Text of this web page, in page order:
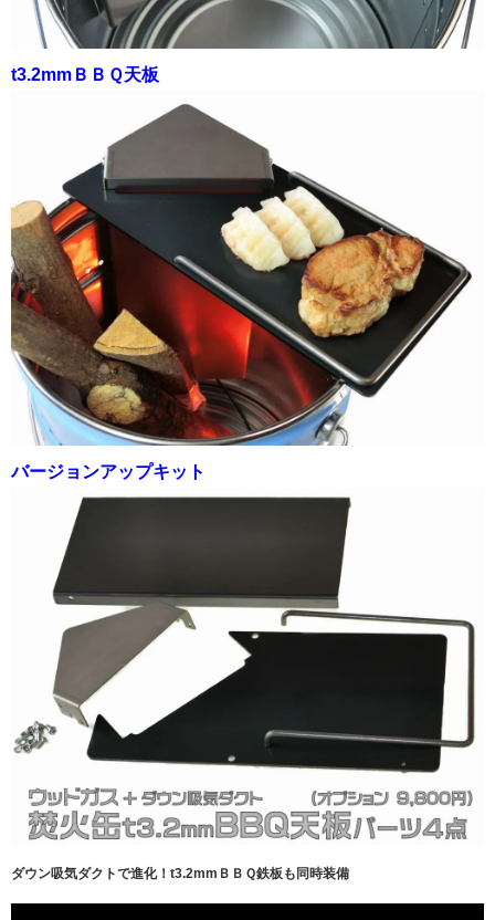
t3.2mmＢＢＱ天板
バージョンアップキット
ダウン吸気ダクトで進化！t3.2mmＢＢＱ鉄板も同時装備